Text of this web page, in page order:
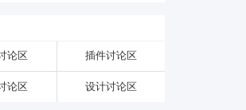
论区 插件讨论区
论区 设计讨论区